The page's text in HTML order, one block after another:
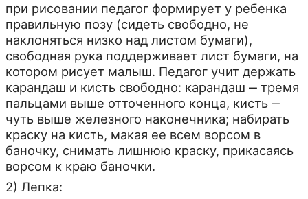
при рисовании педагог формирует у ребенка
правильную позу (сидеть свободно, не
наклоняться низко над листом бумаги),
свободная рука поддерживает лист бумаги, на
котором рисует малыш. Педагог учит держать
карандаш и кисть свободно: карандаш ‒ тремя
пальцами выше отточенного конца, кисть ‒
чуть выше железного наконечника; набирать
краску на кисть, макая ее всем ворсом в
баночку, снимать лишнюю краску, прикасаясь
ворсом к краю баночки.
2) Лепка: